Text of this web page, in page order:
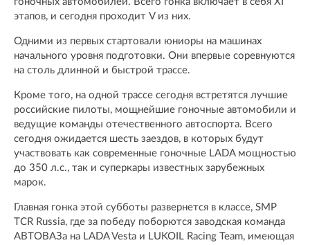
этапов, и сегодня проходит V из них.
Одними из первых стартовали юниоры на машинах
начального уровня подготовки. Они впервые соревнуются
на столь длинной и быстрой трассе.
Кроме того, на одной трассе сегодня встретятся лучшие
российские пилоты, мощнейшие гоночные автомобили и
ведущие команды отечественного автоспорта. Всего
сегодня ожидается шесть заездов, в которых будут
участвовать как современные гоночные LADA мощностью
до 350 л.с., так и суперкары известных зарубежных
марок.
Главная гонка этой субботы развернется в классе, SMP
TCR Russia, где за победу поборются заводская команда
АВТОВАЗа на LADA Vesta и LUKOIL Racing Team, имеющая